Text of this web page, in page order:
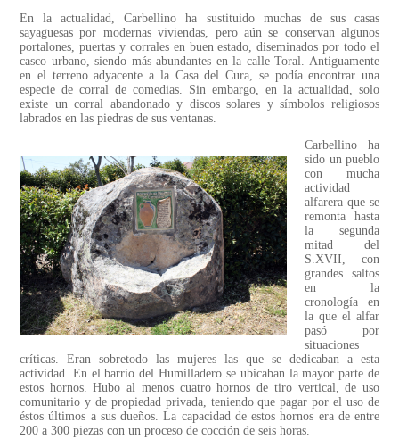
En la actualidad, Carbellino ha sustituido muchas de sus casas
sayaguesas por modernas viviendas, pero aún se conservan algunos
portalones, puertas y corrales en buen estado, diseminados por todo el
casco urbano, siendo más abundantes en la calle Toral. Antiguamente
en el terreno adyacente a la Casa del Cura, se podía encontrar una
especie de corral de comedias. Sin embargo, en la actualidad, solo
existe un corral abandonado y discos solares y símbolos religiosos
labrados en las piedras de sus ventanas.
Carbellino ha
sido un pueblo
con mucha
actividad
alfarera que se
remonta hasta
la segunda
mitad del
S.XVII, con
grandes saltos
en la
cronología en
la que el alfar
pasó por
situaciones
críticas. Eran sobretodo las mujeres las que se dedicaban a esta
actividad. En el barrio del Humilladero se ubicaban la mayor parte de
estos hornos. Hubo al menos cuatro hornos de tiro vertical, de uso
comunitario y de propiedad privada, teniendo que pagar por el uso de
éstos últimos a sus dueños. La capacidad de estos hornos era de entre
200 a 300 piezas con un proceso de cocción de seis horas.